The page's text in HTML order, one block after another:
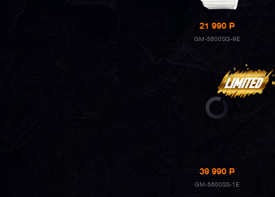
21 990P
GM-5600SG-9E
39 990P
GM-5600SS-1E